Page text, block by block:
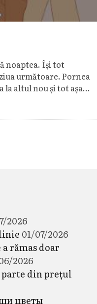
noaptea. Își tot
următoare. Pornea
la altul nou și tot așa...
2026
01/07/2026
rămas doar
2026
parte din prețul
цветы